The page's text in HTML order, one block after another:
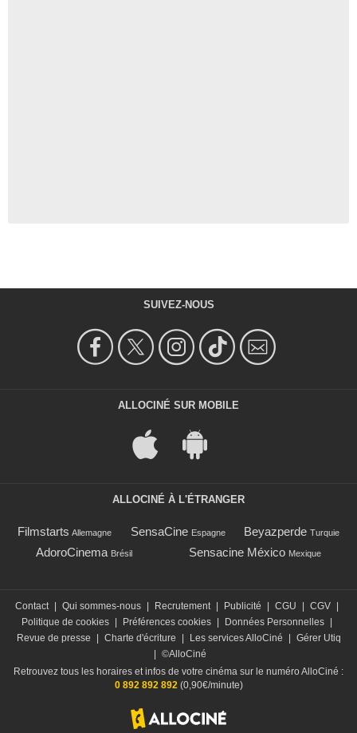
SUIVEZ-NOUS
ALLOCINÉ SUR MOBILE
ALLOCINÉ À L'ÉTRANGER
Filmstarts Allemagne SensaCine Espagne Beyazperde Turquie
AdoroCinema Brésil Sensacine México Mexique
Contact Qui sommes-nous Recrutement Publicité CGU CGV
Politique de cookies
Préférences cookies Données Personnelles
Revue de presse
Charte d'écriture Les services AlloCiné
Gérer Utiq
©AlloCiné
Retrouvez tous les horaires et infos de votre cinéma sur le numéro AlloCiné :
0 892 892 892(0,90€/minute)